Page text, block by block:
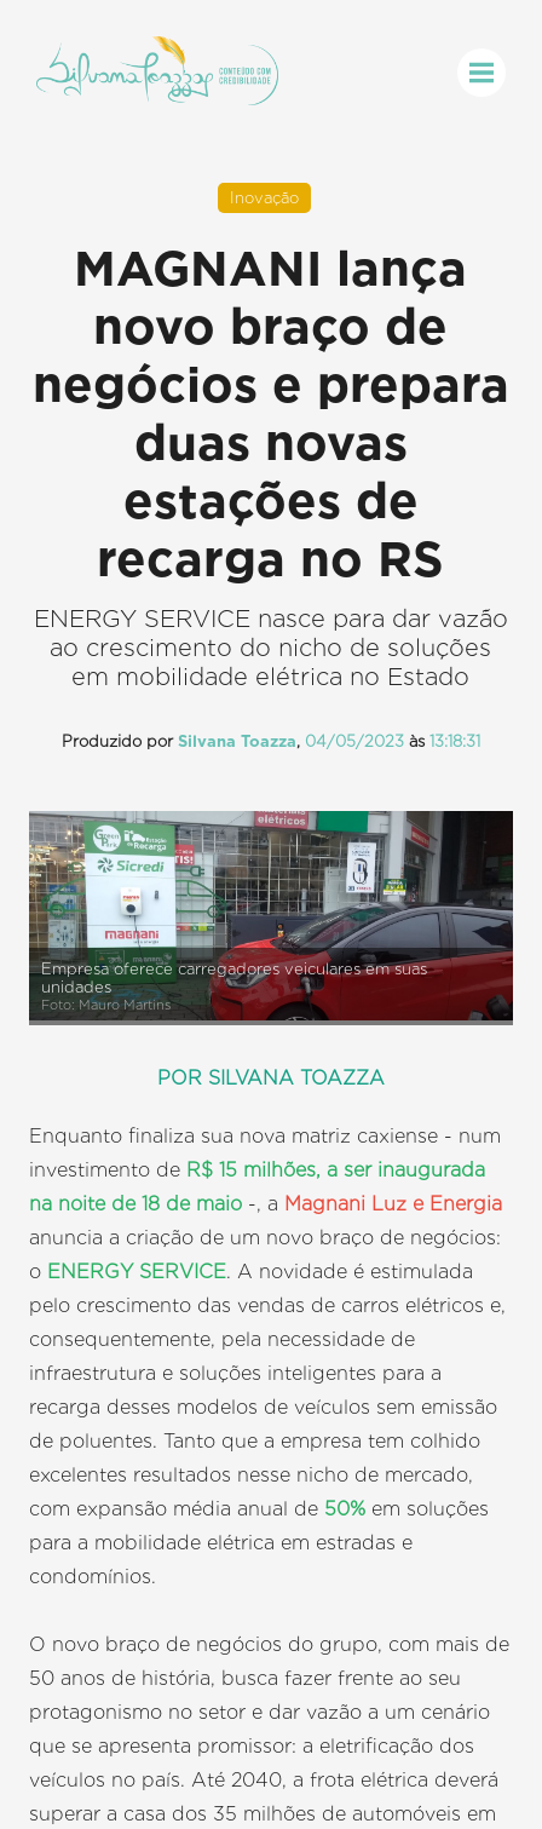
Inovação
MAGNANI lança
novo braço de
negócios e prepara
duas novas
estações de
recarga no RS
ENERGY SERVICE nasce para dar vazão
ao crescimento do nicho de soluções
em mobilidade elétrica no Estado
Produzido por Silvana Toazza, 04/05/2023às 13:18:31
Empresa oferece carregadores veiculares em suas
unidades
Foto: Mauro Martins
POR SILVANA TOAZZA
Enquanto finaliza sua nova matriz caxiense - num
investimento de R$ 15 milhões, a ser inaugurada
na noite de 18 de maio -, a Magnani Luz e Energia
anuncia a criação de um novo braço de negócios:
o ENERGY SERVICE. A novidade é estimulada
pelo crescimento das vendas de carros elétricos e,
consequentemente, pela necessidade de
infraestrutura e soluções inteligentes para a
recarga desses modelos de veículos sem emissão
de poluentes. Tanto que a empresa tem colhido
excelentes resultados nesse nicho de mercado,
com expansão média anual de 50% em soluções
para a mobilidade elétrica em estradas e
condomínios.
O novo braço de negócios do grupo, com mais de
50 anos de história, busca fazer frente ao seu
protagonismo no setor e dar vazão a um cenário
que se apresenta promissor: a eletrificação dos
veículos no país. Até 2040, a frota elétrica deverá
superar a casa dos 35 milhões de automóveis em